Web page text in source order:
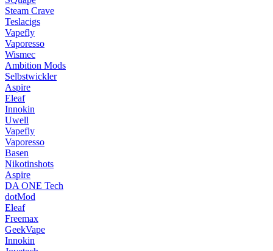
Steam Crave
Teslacigs
Vapefly
Vaporesso
Wismec
Ambition Mods
Selbstwickler
Aspire
Eleaf
Innokin
Uwell
Vapefly
Vaporesso
Basen
Nikotinshots
Aspire
DA ONE Tech
dotMod
Eleaf
Freemax
GeekVape
Innokin